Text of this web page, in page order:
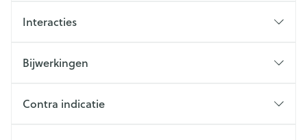
Interacties
Bijwerkingen
Contra indicatie